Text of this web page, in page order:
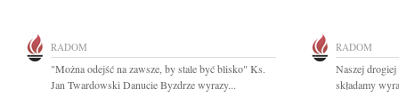
RADOM
"Można odejść na zawsze, by stale być blisko" Ks.
Jan Twardowski Danucie Byzdrze wyrazy...
RADOM
Naszej
składamy